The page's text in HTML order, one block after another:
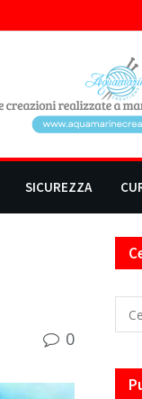
SICUREZZA
0